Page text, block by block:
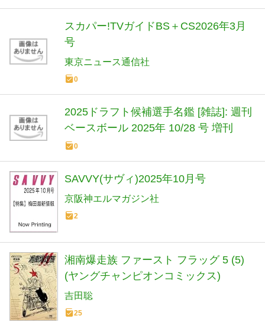
スカパー!TVガイドBS＋CS2026年3月
号
東京ニュース通信社
0
2025ドラフト候補選手名鑑 [雑誌]: 週刊
ベースボール 2025年 10/28 号 増刊
0
SAVVY(サヴィ)2025年10月号
京阪神エルマガジン社
2
湘南爆走族 ファースト フラッグ 5 (5)
(ヤングチャンピオンコミックス)
吉田聡
25